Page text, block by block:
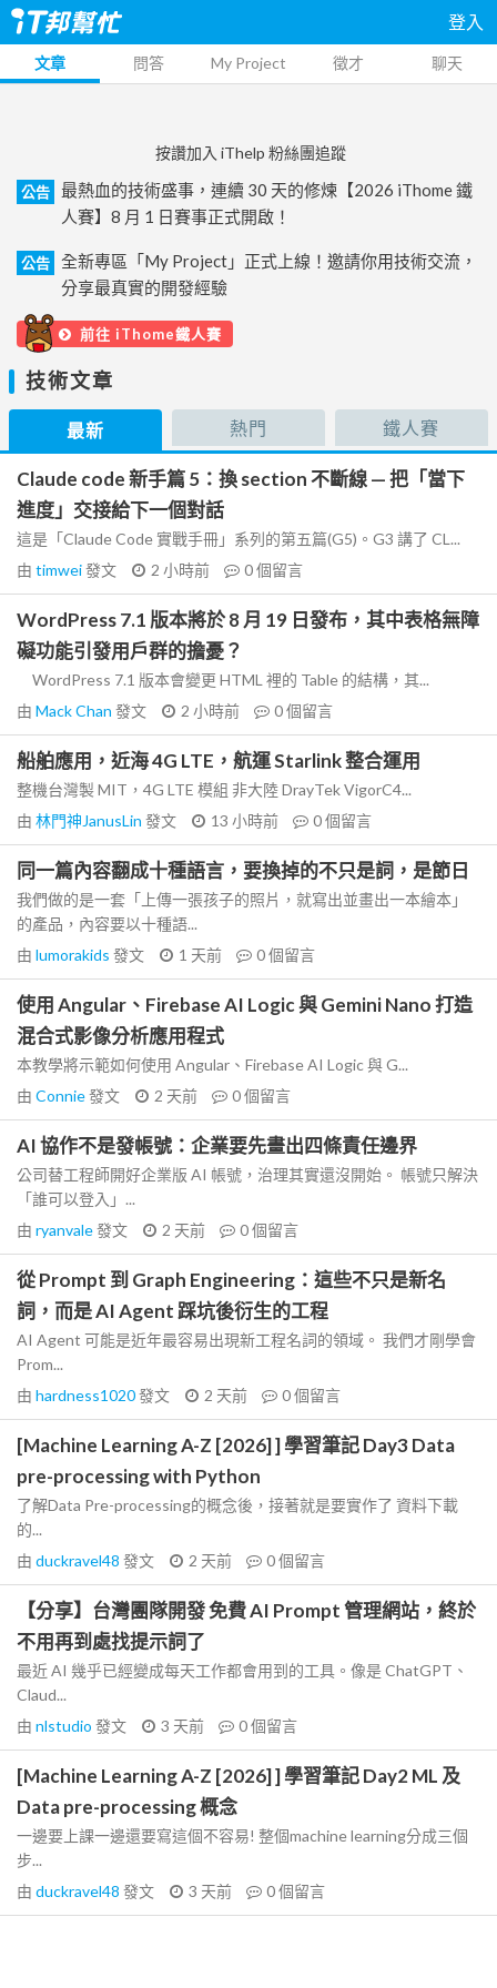
登入
文章 問答 My Project 徵才 聊天
按讚加入 iThelp 粉絲團追蹤
公告
最熱血的技術盛事，連續 30 天的修煉【2026 iThome 鐵
人賽】8 月 1 日賽事正式開啟！
公告
全新專區「My Project」正式上線！邀請你用技術交流，
分享最真實的開發經驗
前往 iThome鐵人賽
技術文章
最新 熱門 鐵人賽
Claude code 新手篇 5：換 section 不斷線 — 把「當下
進度」交接給下一個對話
這是「Claude Code 實戰手冊」系列的第五篇(G5)。G3 講了 CL...
由 timwei發文 2 小時前 0個留言
WordPress 7.1 版本將於 8 月 19 日發布，其中表格無障
礙功能引發用戶群的擔憂？
WordPress 7.1 版本會變更 HTML 裡的 Table 的結構，其...
由 Mack Chan 發文 2 小時前 0個留言
船舶應用，近海 4G LTE，航運 Starlink 整合運用
整機台灣製 MIT，4G LTE 模組 非大陸 DrayTek VigorC4...
由 林門神JanusLin 發文 13 小時前 0個留言
同一篇內容翻成十種語言，要換掉的不只是詞，是節日
我們做的是一套「上傳一張孩子的照片，就寫出並畫出一本繪本」
的產品，內容要以十種語...
由 lumorakids 發文 1 天前 0個留言
使用 Angular、Firebase AI Logic 與 Gemini Nano 打造
混合式影像分析應用程式
本教學將示範如何使用 Angular、Firebase AI Logic 與 G...
由 Connie發文 2 天前 0個留言
AI 協作不是發帳號：企業要先畫出四條責任邊界
公司替工程師開好企業版 AI 帳號，治理其實還沒開始。 帳號只解決
「誰可以登入」...
由 ryanvale發文 2 天前 0個留言
從 Prompt 到 Graph Engineering：這些不只是新名
詞，而是 AI Agent 踩坑後衍生的工程
AI Agent 可能是近年最容易出現新工程名詞的領域。 我們才剛學會
Prom...
由 hardness1020發文 2 天前 0個留言
[Machine Learning A-Z [2026] ] 學習筆記 Day3 Data
pre-processing with Python
了解Data Pre-processing的概念後，接著就是要實作了 資料下載
的...
由 duckravel48 發文 2 天前 0個留言
【分享】台灣團隊開發 免費 AI Prompt 管理網站，終於
不用再到處找提示詞了
最近 AI 幾乎已經變成每天工作都會用到的工具。像是 ChatGPT、
Claud...
由 nlstudio 發文 3 天前 0個留言
[Machine Learning A-Z [2026] ] 學習筆記 Day2 ML 及
Data pre-processing 概念
一邊要上課一邊還要寫這個不容易! 整個machine learning分成三個
步...
由 duckravel48 發文 3 天前 0個留言